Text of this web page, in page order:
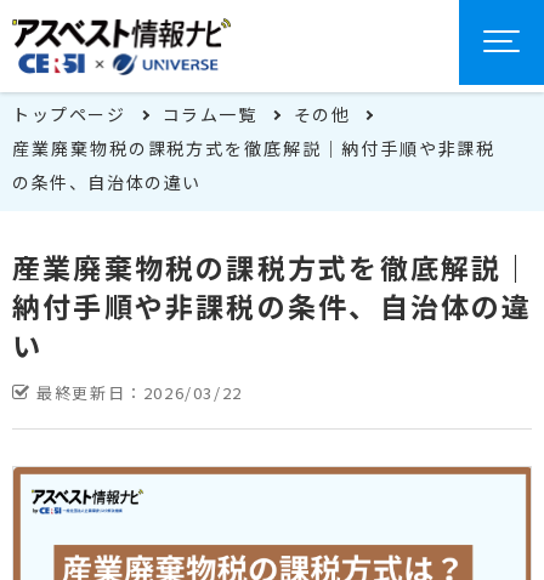
トップページ コラム一覧
その他
産業廃棄物税の課税方式を徹底解説｜納付手順や非課税
の条件、自治体の違い
産業廃棄物税の課税方式を徹底解説｜
納付手順や非課税の条件、自治体の違
い
最終更新日： 2026/03/22